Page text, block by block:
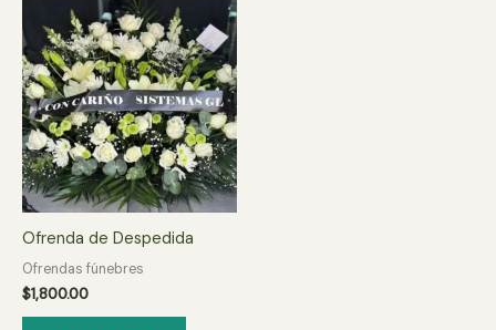
Ofrenda de Despedida
Ofrendas fúnebres
$1,800.00